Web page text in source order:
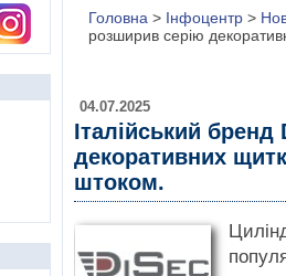
Головна > Інфоцентр >
розширив серію
04.07.2025
Італійський
декоративних
штоком.